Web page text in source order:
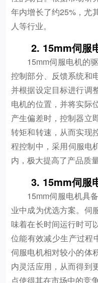
年内增长了约25%，尤
人等行业。
2. 15mm伺服
15mm伺服电机的
控制部分、反馈系统和
并根据设定目标进行调
电机的位置，并将实际
产生偏差时，控制器立
转矩和转速，从而实现
程控制中，采用伺服电
内，极大提高了产品质量
3. 15mm伺服
15mm伺服电机具
业中成为优选方案。伺
味着在长时间运行时可
位能有效减少生产过程
伺服电机相对较小的体
内灵活应用，从而得到
点使得其在市场中的竞